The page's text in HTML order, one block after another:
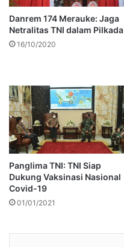
Danrem 174 Merauke: Jaga
Netralitas TNI dalam Pilkada
16/10/2020
Panglima TNI: TNI Siap
Dukung Vaksinasi Nasional
Covid-19
01/01/2021